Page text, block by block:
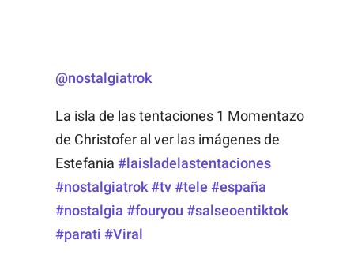
@nostalgiatrok
La isla de las tentaciones 1 Momentazo
de Christofer al ver las imágenes de
Estefania #laisladelastentaciones
#nostalgiatrok#tv#tele #españa
#nostalgia #fouryou #salseoentiktok
#parati #Viral